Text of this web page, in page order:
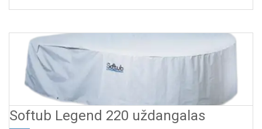
Į KREPŠELĮ
Softub Legend 220 uždangalas